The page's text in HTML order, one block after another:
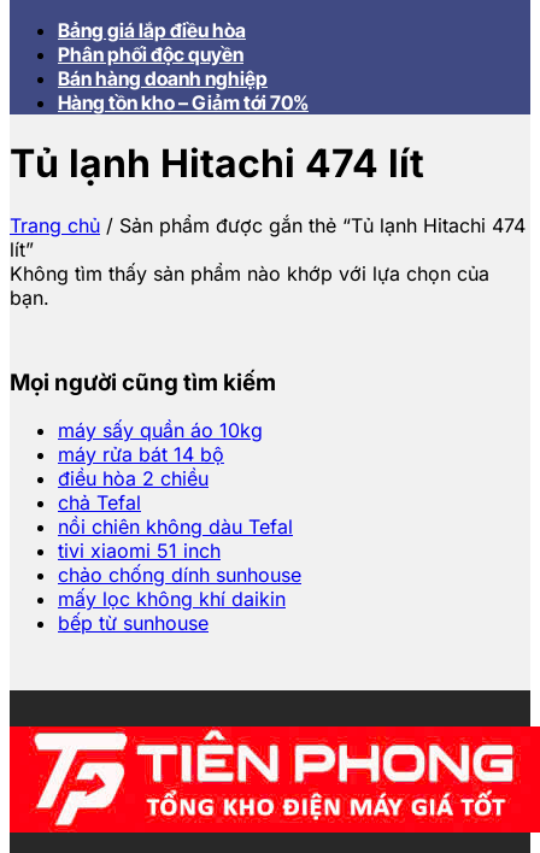
Bảng giá lắp điều hòa
Phân phối độc quyền
Bán hàng doanh nghiệp
Hàng tồn kho – Giảm tới 70%
Tủ lạnh Hitachi 474 lít
Trang chủ / Sản phẩm được gắn thẻ “Tủ lạnh Hitachi 474
lít”
Không tìm thấy sản phẩm nào khớp với lựa chọn của
bạn.
Mọi người cũng tìm kiếm
máy sấy quần áo 10kg
máy rửa bát 14 bộ
điều hòa 2 chiều
chả Tefal
nồi chiên không dàu Tefal
tivi xiaomi 51 inch
chảo chống dính sunhouse
mấy lọc không khí daikin
bếp từ sunhouse